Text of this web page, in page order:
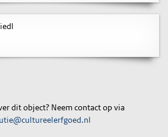
dit object? Neem contact op via